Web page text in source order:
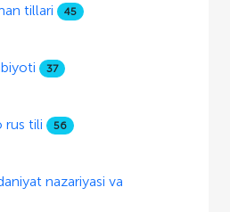
tillari 45
37
rus tili 56
nazariyasi va